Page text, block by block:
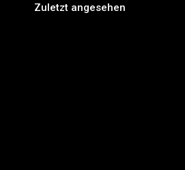
Zuletzt angesehen